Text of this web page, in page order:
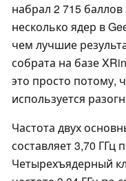
набрал 2 715
несколько ядер в
чем лучшие
собрата на базе
это просто потому,
используется
Частота двух
составляет 3,70 ГГц
Четырехъядерный